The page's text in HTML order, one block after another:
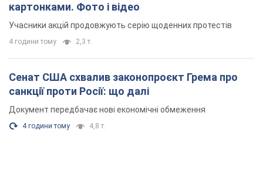
картонками. Фото і відео
Учасники акцій продовжують серію щоденних протестів
4 години тому 2,3 т.
Сенат США схвалив законопроєкт Грема про
санкції проти Росії: що далі
Документ передбачає нові економічні обмеження
4 години тому 4,8 т.